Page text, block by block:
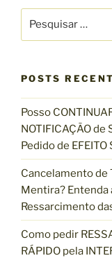
u
i
s
a
r
p
o
r
POSTS
Posso
NOTIFICAÇÃO de
Pedido de
Cancelamento de
Mentira? Entenda
Ressarcimento
Como pedir
RÁPIDO pela